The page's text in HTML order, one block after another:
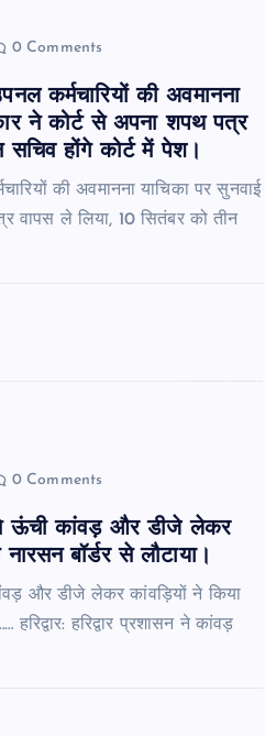
0 Comments
कर्मचारियों की अवमानना
ने कोर्ट से अपना शपथ पत्र
होंगे कोर्ट में पेश।
की अवमानना याचिका पर सुनवाई
वापस ले लिया, 10 सितंबर को तीन
0 Comments
से ऊंची कांवड़ और डीजे लेकर
बॉर्डर से लौटाया।
और डीजे लेकर कांवड़ियों ने किया
हरिद्वार प्रशासन ने कांवड़